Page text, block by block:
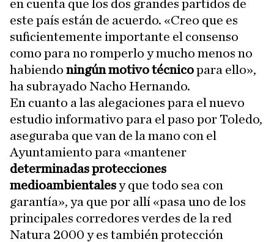
en cuenta que los dos grandes partidos de
este país están de acuerdo. «Creo que es
suficientemente importante el consenso
como para no romperlo y mucho menos no
habiendo ningún motivo técnicopara ello»,
ha subrayado Nacho Hernando.
En cuanto a las alegaciones para el nuevo
estudio informativo para el paso por Toledo,
aseguraba que van de la mano con el
Ayuntamiento para «mantener
determinadas protecciones
medioambientalesy que todo sea con
garantía», ya que por allí «pasa uno de los
principales corredores verdes de la red
Natura 2000 y es también protección